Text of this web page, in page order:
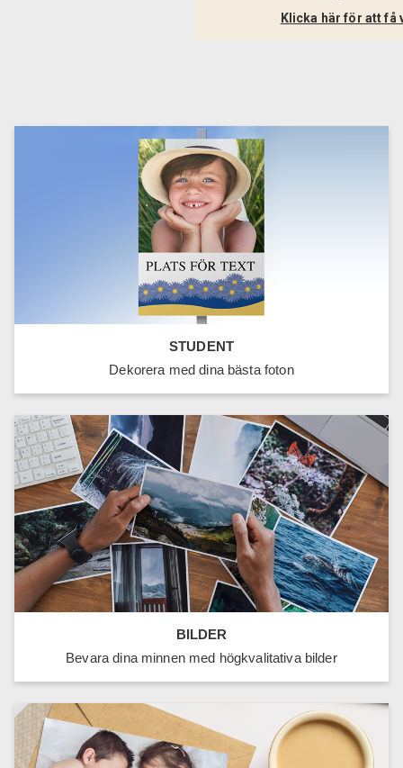
Klicka här för att få
STUDENT
Dekorera med dina bästa foton
BILDER
Bevara dina minnen med högkvalitativa bilder